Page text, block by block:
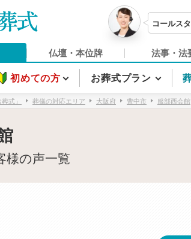
コールス
仏壇・本位牌 法事・法
初めての方 お葬式プラン
式」 葬儀の対応エリア 大阪府 豊中市 服部西会館
様の声一覧